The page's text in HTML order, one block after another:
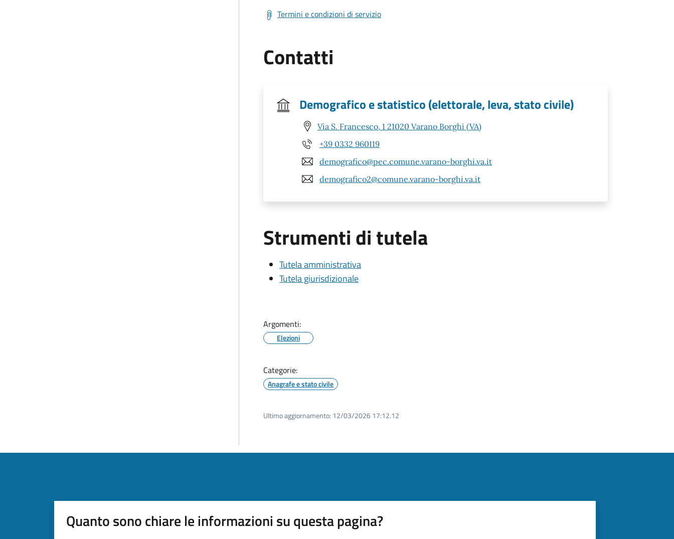
Termini e condizioni di servizio
Contatti
Demografico e statistico (elettorale, leva, stato civile)
Via S. Francesco, 1 21020 Varano Borghi (VA)
+39 0332 960119
demografico@pec.comune.varano-borghi.va.it
demografico2@comune.varano-borghi.va.it
Strumenti di tutela
Tutela amministrativa
Tutela giurisdizionale
Argomenti:
Elezioni
Categorie:
Anagrafe e stato civile
Ultimo aggiornamento: 12/03/2026 17:12.12
Quanto sono chiare le informazioni su questa pagina?